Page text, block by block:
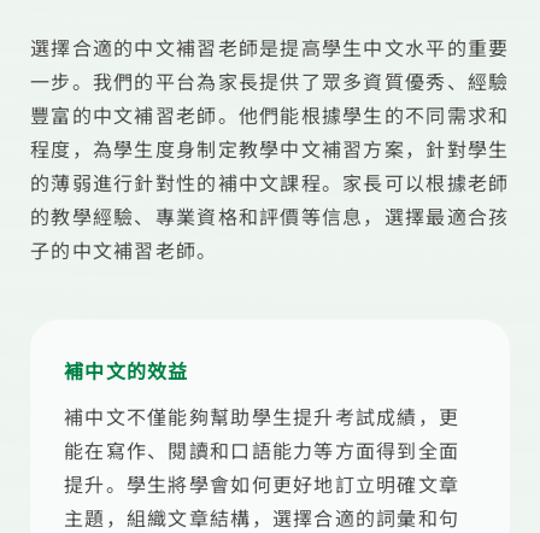
選擇合適的中文補習老師是提高學生中文水平的重要
一步。我們的平台為家長提供了眾多資質優秀、經驗
豐富的中文補習老師。他們能根據學生的不同需求和
程度，為學生度身制定教學中文補習方案，針對學生
的薄弱進行針對性的補中文課程。家長可以根據老師
的教學經驗、專業資格和評價等信息，選擇最適合孩
子的中文補習老師。
補中文的效益
補中文不僅能夠幫助學生提升考試成績，更
能在寫作、閱讀和口語能力等方面得到全面
提升。學生將學會如何更好地訂立明確文章
主題，組織文章結構，選擇合適的詞彙和句